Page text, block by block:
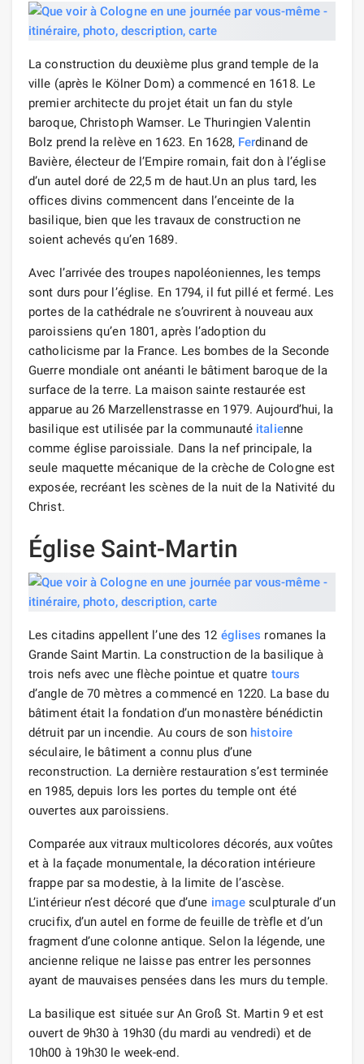
La construction du deuxième plus grand temple de la
ville (après le Kölner Dom) a commencé en 1618. Le
premier architecte du projet était un fan du style
baroque, Christoph Wamser. Le Thuringien Valentin
Bolz prend la relève en 1623. En 1628, Ferdinand de
Bavière, électeur de l’Empire romain, fait don à l’église
d’un autel doré de 22,5 m de haut.Un an plus tard, les
offices divins commencent dans l’enceinte de la
basilique, bien que les travaux de construction ne
soient achevés qu’en 1689.
Avec l’arrivée des troupes napoléoniennes, les temps
sont durs pour l’église. En 1794, il fut pillé et fermé. Les
portes de la cathédrale ne s’ouvrirent à nouveau aux
paroissiens qu’en 1801, après l’adoption du
catholicisme par la France. Les bombes de la Seconde
Guerre mondiale ont anéanti le bâtiment baroque de la
surface de la terre. La maison sainte restaurée est
apparue au 26 Marzellenstrasse en 1979. Aujourd’hui, la
basilique est utilisée par la communauté italienne
comme église paroissiale. Dans la nef principale, la
seule maquette mécanique de la crèche de Cologne est
exposée, recréant les scènes de la nuit de la Nativité du
Christ.
Église Saint-Martin
Les citadins appellent l’une des 12 églises romanes la
Grande Saint Martin. La construction de la basilique à
trois nefs avec une flèche pointue et quatre tours
d’angle de 70 mètres a commencé en 1220. La base du
bâtiment était la fondation d’un monastère bénédictin
détruit par un incendie. Au cours de son histoire
séculaire, le bâtiment a connu plus d’une
reconstruction. La dernière restauration s’est terminée
en 1985, depuis lors les portes du temple ont été
ouvertes aux paroissiens.
Comparée aux vitraux multicolores décorés, aux voûtes
et à la façade monumentale, la décoration intérieure
frappe par sa modestie, à la limite de l’ascèse.
L’intérieur n’est décoré que d’une image sculpturale d’un
crucifix, d’un autel en forme de feuille de trèfle et d’un
fragment d’une colonne antique. Selon la légende, une
ancienne relique ne laisse pas entrer les personnes
ayant de mauvaises pensées dans les murs du temple.
La basilique est située sur An Groß St. Martin 9 et est
ouvert de 9h30 à 19h30 (du mardi au vendredi) et de
10h00 à 19h30 le week-end.